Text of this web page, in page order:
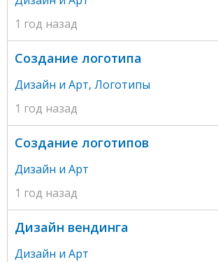
1 год назад
Создание логотипа
Дизайн и Арт, Логотипы
1 год назад
Создание логотипов
Дизайн и Арт
1 год назад
Дизайн вендинга
Дизайн и Арт